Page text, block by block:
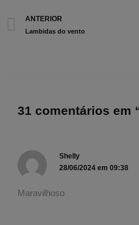
Prev
ANTERIOR
Lambidas do vento
31 comentários em
Shelly
28/06/2024 em 09:38
Maravilhoso